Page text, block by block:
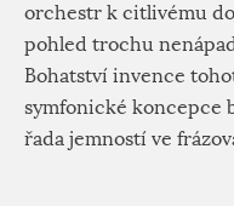
orchestr k citlivému
pohled trochu
Bohatství invence
symfonické koncepce
řada jemností ve